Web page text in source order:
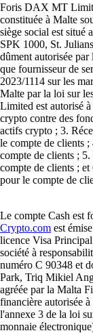
Foris DAX MT
constituée à Malte
siège social est
SPK 1000, St.
dûment autorisée
que fournisseur de
2023/1114 sur les
Malte par la loi sur
Limited est autorisé
crypto contre des
actifs crypto ; 3.
le compte de clients
compte de clients ;
compte de clients ;
pour le compte de
Le compte Cash est
Crypto.com est
licence Visa
société à
numéro C 90348 et
Park, Triq Mikiel
agréée par la Malta
financière autorisée
l'annexe 3 de la loi
monnaie